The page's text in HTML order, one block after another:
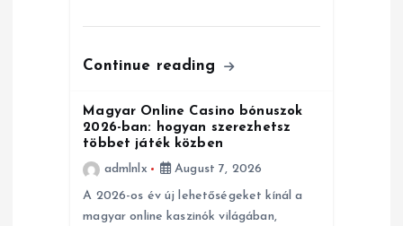
Continue reading
Magyar Online Casino bónuszok
2026-ban: hogyan szerezhetsz
többet játék közben
admlnlx
August 7, 2026
A 2026-os év új lehetőségeket kínál a
magyar online kaszinók világában,